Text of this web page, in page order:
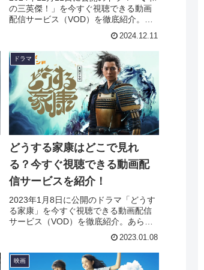
の三英傑！」を今すぐ視聴できる動画
配信サービス（VOD）を徹底紹介。あ
主題歌の情報はもちろん、実際に見た
人の感想やレビューもまとめていま
す。
2024.12.11
ドラマ
どうする家康はどこで見れ
る？今すぐ視聴できる動画配
信サービスを紹介！
2023年1月8日に公開のドラマ「どうす
る家康」を今すぐ視聴できる動画配信
サービス（VOD）を徹底紹介。あらす
じやキャスト・声優、スタッフ、主題
歌の情報はもちろん、実際に見た人の
感想やレビューもまとめています。
2023.01.08
映画